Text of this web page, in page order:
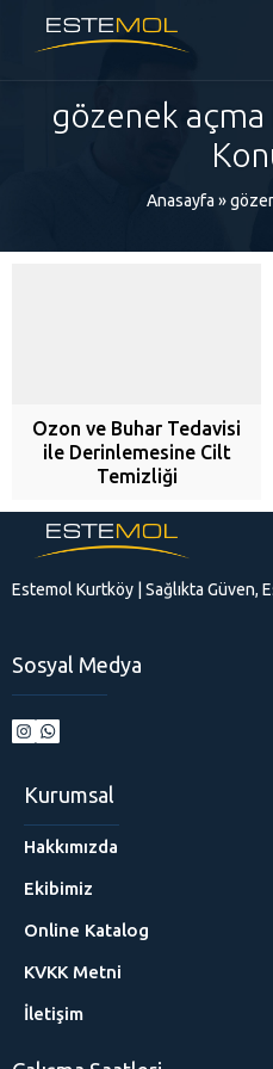
gözenek
Anasayfa »
Ozon ve Buhar Tedavisi
ile Derinlemesine Cilt
Temizliği
Estemol Kurtköy | Sağlıkta Güven,
Sosyal Medya
Kurumsal
Hakkımızda
Ekibimiz
Online Katalog
KVKK Metni
İletişim